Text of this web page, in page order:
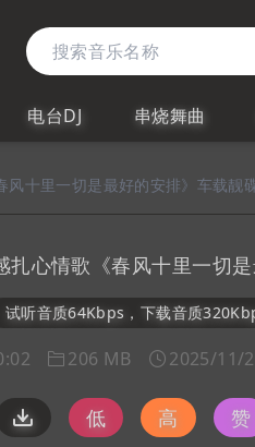
电台DJ 串烧舞曲
风十里一切是最好的安排》车载靓
扎心情歌《春风十里一切
试听音质64Kbps，下载音质
206 MB 2025/11/
低 高 赞